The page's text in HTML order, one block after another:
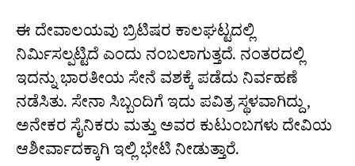
ಈ ದೇವಾಲಯವು ಬ್ರಿಟಿಷರ ಕಾಲಘಟ್ಟದಲ್ಲಿ
ನಿರ್ಮಿಸಲ್ಪಟ್ಟಿದೆ ಎಂದು ನಂಬಲಾಗುತ್ತದೆ. ನಂತರದಲ್ಲಿ
ಇದನ್ನು ಭಾರತೀಯ ಸೇನೆ ವಶಕ್ಕೆ ಪಡೆದು ನಿರ್ವಹಣೆ
ನಡೆಸಿತು. ಸೇನಾ ಸಿಬ್ಬಂದಿಗೆ ಇದು ಪವಿತ್ರ ಸ್ಥಳವಾಗಿದ್ದು,
ಅನೇಕರ ಸೈನಿಕರು ಮತ್ತು ಅವರ ಕುಟುಂಬಗಳು ದೇವಿಯ
ಆಶೀರ್ವಾದಕ್ಕಾಗಿ ಇಲ್ಲಿ ಭೇಟಿ ನೀಡುತ್ತಾರೆ.